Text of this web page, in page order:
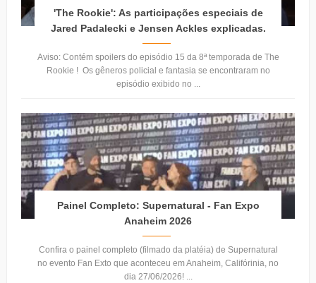
'The Rookie': As participações especiais de
Jared Padalecki e Jensen Ackles explicadas.
Aviso: Contém spoilers do episódio 15 da 8ª temporada de The
Rookie ! Os gêneros policial e fantasia se encontraram no
episódio exibido no ...
Painel Completo: Supernatural - Fan Expo
Anaheim 2026
Confira o painel completo (filmado da platéia) de Supernatural
no evento Fan Exto que aconteceu em Anaheim, Califórinia, no
dia 27/06/2026! ...